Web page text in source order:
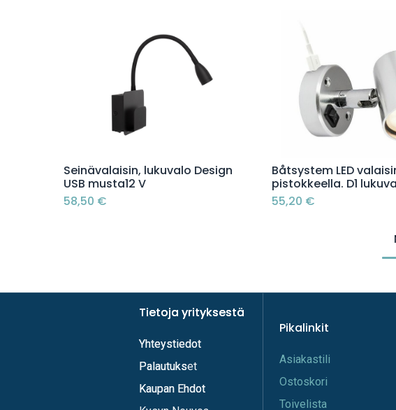
Lisää ostoskoriin
Seinävalaisin, lukuvalo Design
USB musta12 V
58,50 €
Lisää
Båtsystem LED
pistokkeella. D1
55,20 €
Pikalinkit
A​s​iakastili
Os​toskori
Toi​velista
Tietoja yrityksestä
Yhteystiedot
Palautukset
Kaupan Ehdot
Tietoja yrityksestä
Yhteystiedot
Palautuks
Kaupan Ehdot